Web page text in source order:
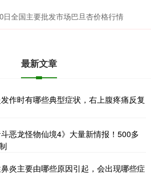
日全国主要批发市场巴旦杏价格行情
最新文章
作时有哪些典型症状，右上腹疼痛反复
恶龙怪物仙境4》大量新情报！500多
炎主要由哪些原因引起，会出现哪些症